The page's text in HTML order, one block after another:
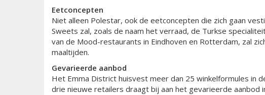
Eetconcepten
Niet alleen Polestar, ook de eetconcepten die zich gaan
Sweets zal, zoals de naam het verraad, de Turkse
van de Mood-restaurants in Eindhoven en Rotterdam, zal
maaltijden.
Gevarieerde aanbod
Het Emma District huisvest meer dan 25 winkelformules in
drie nieuwe retailers draagt bij aan het gevarieerde aanbod